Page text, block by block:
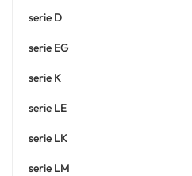
serie D
serie EG
serie K
serie LE
serie LK
serie LM